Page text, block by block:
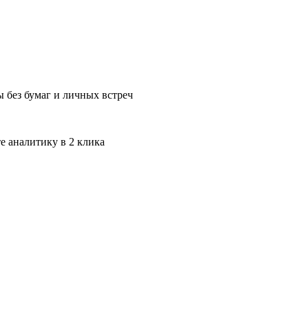
бумаг и личных встреч
аналитику в 2 клика